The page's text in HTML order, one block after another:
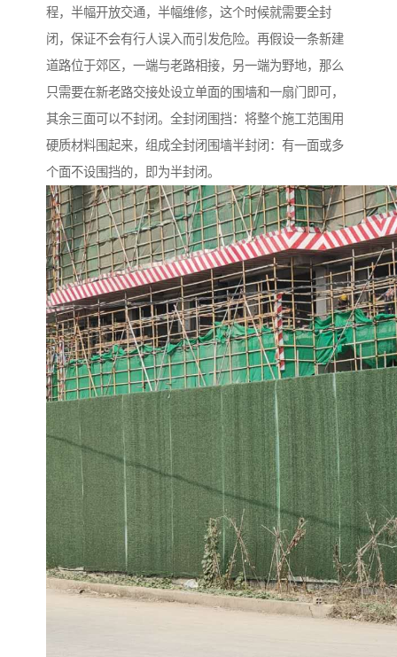
程，半幅开放交通，半幅维修，这个时候就需要全封
闭，保证不会有行人误入而引发危险。再假设一条新建
道路位于郊区，一端与老路相接，另一端为野地，那么
只需要在新老路交接处设立单面的围墙和一扇门即可，
其余三面可以不封闭。全封闭围挡：将整个施工范围用
硬质材料围起来，组成全封闭围墙半封闭：有一面或多
个面不设围挡的，即为半封闭。